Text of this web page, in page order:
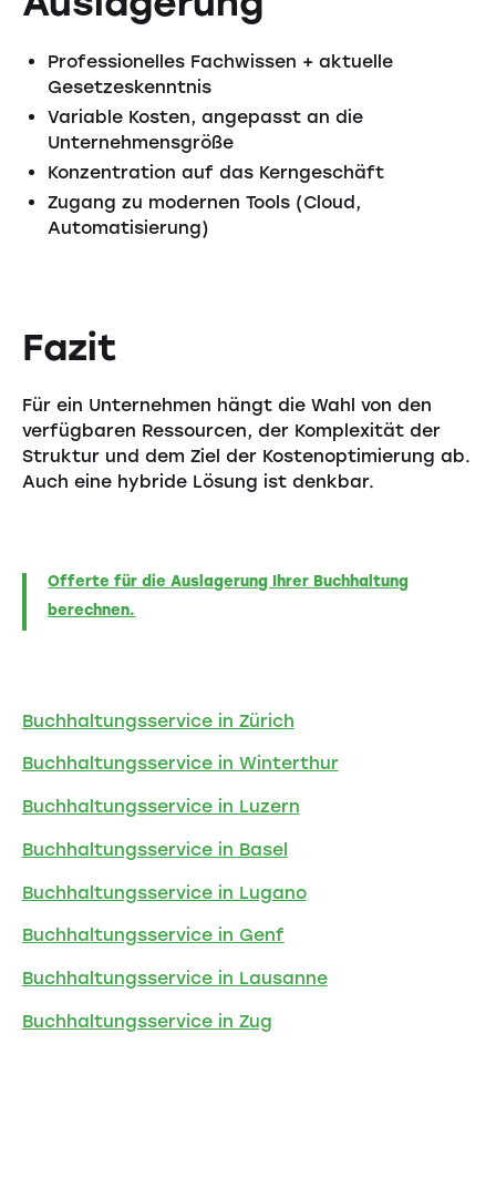
Professionelles Fachwissen + aktuelle
Gesetzeskenntnis
Variable Kosten, angepasst an die
Unternehmensgröße
Konzentration auf das Kerngeschäft
Zugang zu modernen Tools (Cloud,
Automatisierung)
Fazit
Für ein Unternehmen hängt die Wahl von den
verfügbaren Ressourcen, der Komplexität der
Struktur und dem Ziel der Kostenoptimierung ab.
Auch eine hybride Lösung ist denkbar.
Offerte für die Auslagerung Ihrer Buchhaltung
berechnen.
Buchhaltungsservice in Zürich
Buchhaltungsservice in Winterthur
Buchhaltungsservice in Luzern
Buchhaltungsservice in Basel
Buchhaltungsservice in Lugano
Buchhaltungsservice in Genf
Buchhaltungsservice in Lausanne
Buchhaltungsservice in Zug